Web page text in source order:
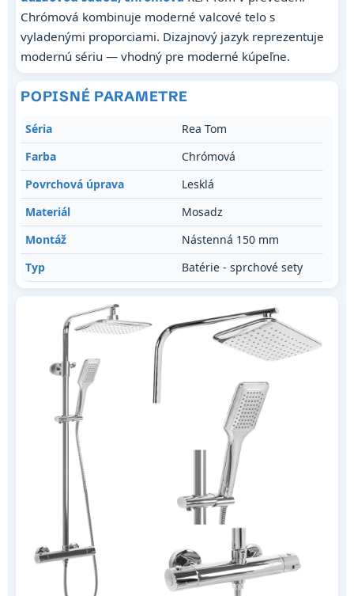
Chrómová kombinuje moderné valcové telo s
vyladenými proporciami. Dizajnový jazyk reprezentuje
modernú sériu — vhodný pre moderné kúpeľne.
POPISNÉ PARAMETRE
Séria
Rea Tom
Farba
Chrómová
Povrchová úprava
Lesklá
Materiál
Mosadz
Montáž
Nástenná 150 mm
Typ
Batérie - sprchové sety